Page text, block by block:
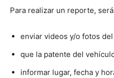
Para realizar un reporte,
enviar videos y/o fotos
que la patente del
informar lugar, fecha y